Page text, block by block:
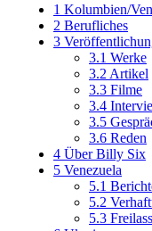
1 Kolumbien/
2 Berufliches
3
3.1 Werke
3.2 Artikel
3.3 Filme
3.4
3.5
3.6 Reden
4 Über Billy Six
5 Venezuela
5.1
5.2
5.3